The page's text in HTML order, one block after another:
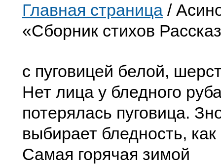
Главная страница /
«Сборник стихов
с пуговицей белой,
Нет лица у бледного
потерялась пуговица.
выбирает бледность, как
Самая горячая зимой